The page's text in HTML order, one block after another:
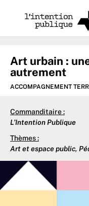
Art urbain :
autrement
ACCOMPAGNEMENT
Commanditaire :
L’Intention Publique
Thèmes :
Art et espace public,